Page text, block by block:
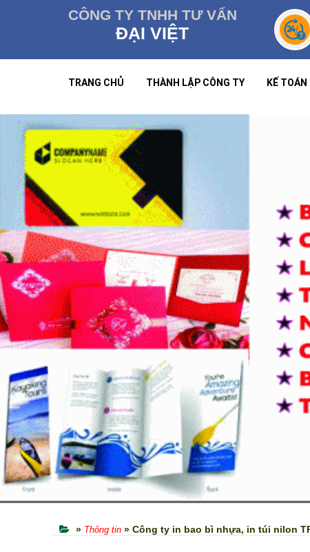
CÔNG TY TNHH TƯ VẤN
ĐẠI VIỆT
TRANG CHỦ THÀNH LẬP CÔNG TY KẾ TOÁN
» Thông tin » Công ty in bao bì nhựa, in túi nilon